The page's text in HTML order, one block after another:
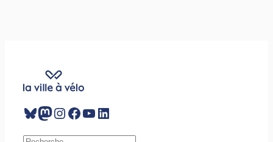
Bluesky Mastodon InstagramFacebook YouTube LinkedIn